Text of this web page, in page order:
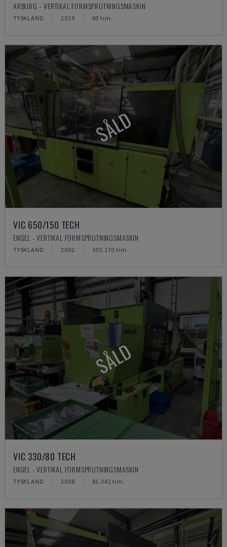
ARBURG - VERTIKAL FORMSPRUTNINGSMASKIN
TYSKLAND 2019 60 tim.
SÅLD
VIC 650/150 TECH
ENGEL - VERTIKAL FORMSPRUTNINGSMASKIN
TYSKLAND 2002 105.170 tim.
SÅLD
VIC 330/80 TECH
ENGEL - VERTIKAL FORMSPRUTNINGSMASKIN
TYSKLAND 2008 81.342 tim.